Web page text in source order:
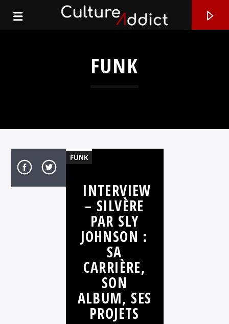
FUNK
FUNK
INTERVIEWS
JAZZ
MUSIQUE
SOUL
INTERVIEW
– SILVÈRE
PAR SLY
JOHNSON :
SA
CARRIÈRE,
SON
ALBUM, SES
PROJETS